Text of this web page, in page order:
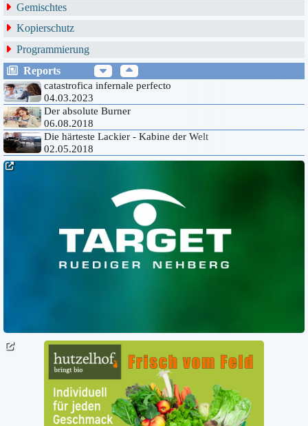
Gemischtes
Kopierschutz
Programmierung
Reports
catastrofica infernale perfecto
04.03.2023
Der absolute Burner
06.08.2018
Die härteste Lackier - Kabine der Welt
02.05.2018
Systemische Farben im Einsatz
Die ideale Textlänge für Inhalte.
Programmierer*innen gesucht